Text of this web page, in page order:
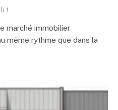
1
marché immobilier
même rythme que dans la